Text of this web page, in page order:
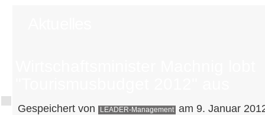
Gespeichert von LEADER-Management am 9. Januar